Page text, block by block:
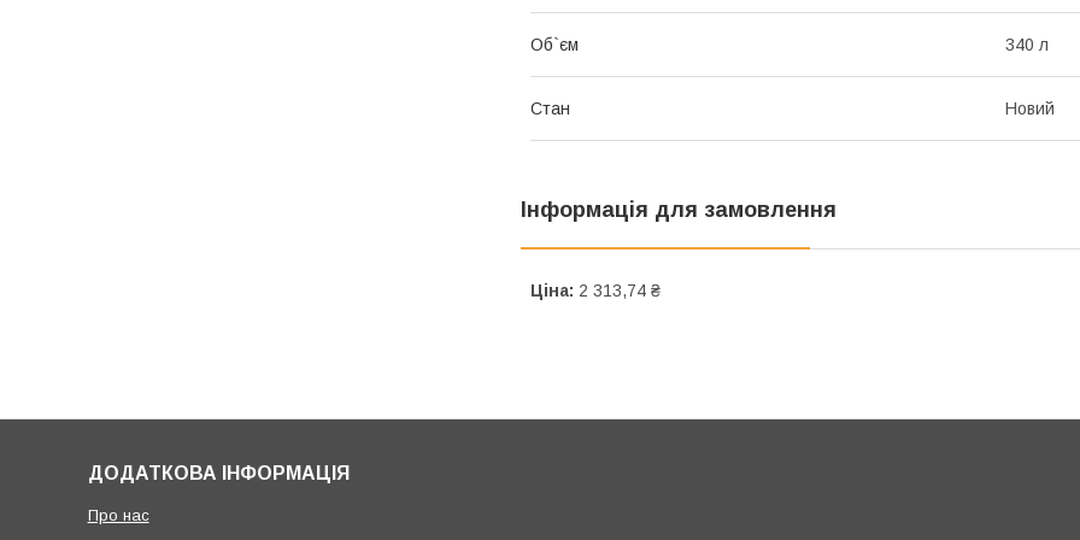
Об`єм 340 л
Стан Новий
Інформація для замовлення
Ціна: 2 313,74 ₴
ДОДАТКОВА ІНФОРМАЦІЯ
Про нас